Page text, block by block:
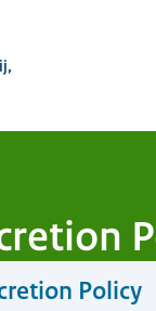
Policy